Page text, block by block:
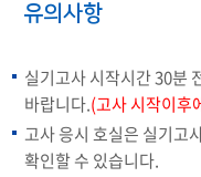
유의사항
실기고사 시작시간 30분
바랍니다.(고사 시작이후
고사 응시 호실은 실기고
확인할 수 있습니다.